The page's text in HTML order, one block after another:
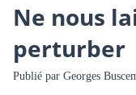
Ne nous
perturber
Publié par Georges